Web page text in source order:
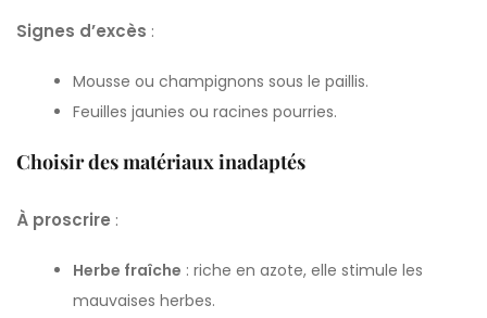
Signes d’excès :
Mousse ou champignons sous le paillis.
Feuilles jaunies ou racines pourries.
Choisir des matériaux inadaptés
À proscrire :
Herbe fraîche : riche en azote, elle stimule les
mauvaises herbes.